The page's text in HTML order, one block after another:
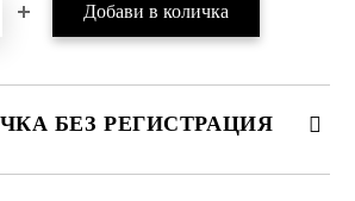
БЕЗ РЕГИСТРАЦИЯ